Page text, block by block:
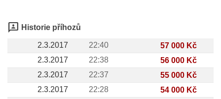
3p Historie příhozů
2.3.2017 22:40
57 000 Kč
2.3.2017
22:38
56 000 Kč
2.3.2017
22:37
55 000 Kč
2.3.2017
22:28
54 000 Kč